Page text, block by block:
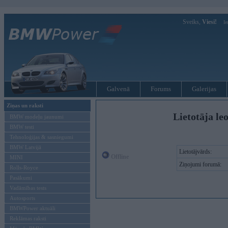
Sveiks, Viesi!
Galvenā Forums Galerijas
Ziņas un raksti
BMW modeļu jaunumi
BMW testi
Tehnoloģijas & sasniegumi
BMW Latvijā
MINI
Rolls-Royce
Pasākumi
Vadāmības tests
Autosports
BMWPower aktuāli
Reklāmas raksti
Lietotāja
Lietotājvārds:
Ziņojumi forumā: